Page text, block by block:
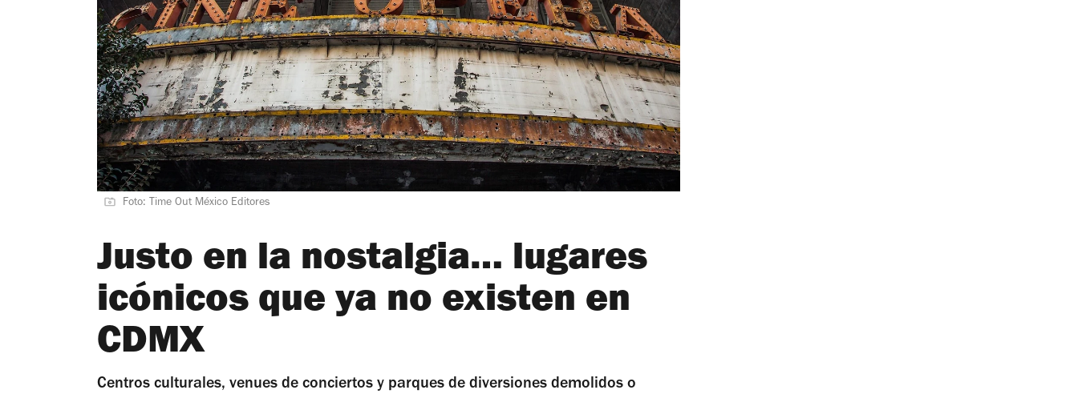
Foto: Time Out México Editores
Justo en la nostalgia… lugares
icónicos que ya no existen en
CDMX
Centros culturales, venues de conciertos y parques de diversiones demolidos o